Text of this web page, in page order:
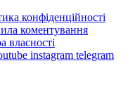
конфіденційності
коментування
власності
instagram telegram